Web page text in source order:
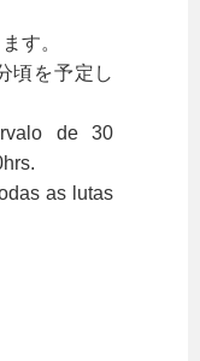
す。
頃を予定し
de 30
as lutas